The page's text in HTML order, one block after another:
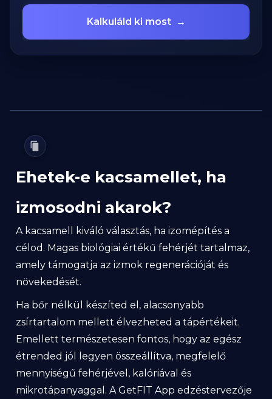
Kalkuláld ki most →
Ehetek-e kacsamellet, ha
izmosodni akarok?
A kacsamell kiváló választás, ha izomépítés a
célod. Magas biológiai értékű fehérjét tartalmaz,
amely támogatja az izmok regenerációját és
növekedését.
Ha bőr nélkül készíted el, alacsonyabb
zsírtartalom mellett élvezheted a tápértékeit.
Emellett természetesen fontos, hogy az egész
étrended jól legyen összeállítva, megfelelő
mennyiségű fehérjével, kalóriával és
mikrotápanyaggal. A GetFIT App edzéstervezője